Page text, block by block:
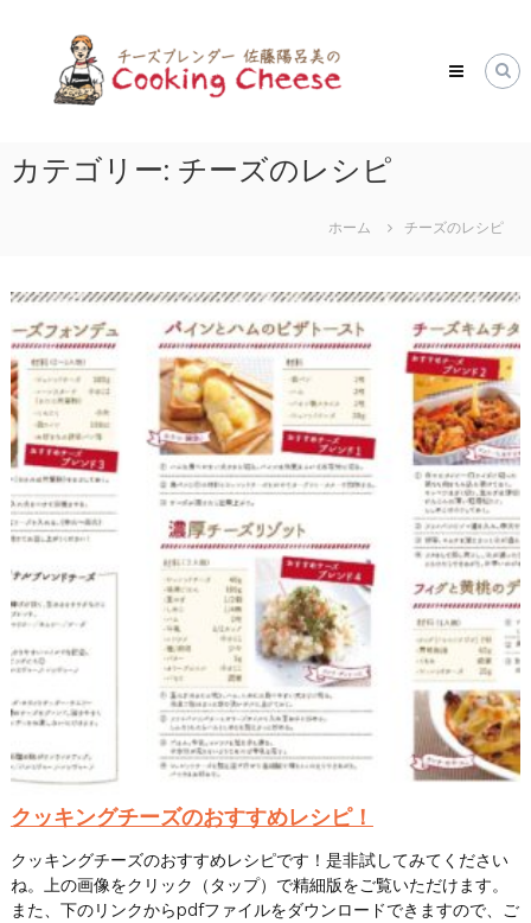
ス
キ
チ
カテゴリー: チーズのレシピ
ホーム チーズのレシピ
クッキングチーズのおすすめレシピ！
クッキングチーズのおすすめレシピです！是非試してみてください
ね。上の画像をクリック（タップ）で精細版をご覧いただけます。
また、下のリンクからpdfファイルをダウンロードできますので、ご